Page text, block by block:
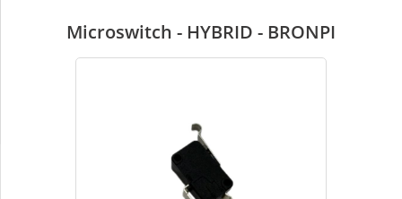
Microswitch - HYBRID - BRONPI